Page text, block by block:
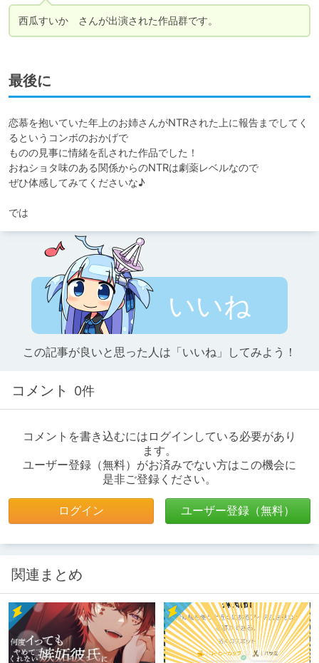
西瓜すいか　さんが出演された作品群です。
最後に
恋慕を抱いていた年上のお姉さんがNTRされた上に報告までしてく
るというコンボのおかげで
ものの見事に情緒を乱された作品でした！
おねショタ味のある関係からのNTRは劇薬レベルなので
ぜひ体感してみてくださいな♪
では
いいね
この記事が良いと思った人は「いいね」してみよう！
コメント 0件
コメントを書き込むにはログインしている必要があり
ます。
ユーザー登録（無料）がお済みでない方はこの機会に
是非ご登録ください。
ログイン ユーザー登録（無料）
関連まとめ